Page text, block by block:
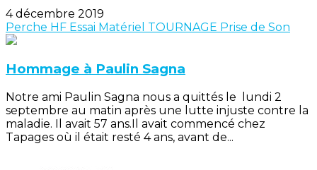
4 décembre 2019
Perche HF Essai Matériel TOURNAGE Prise de Son
Hommage à Paulin Sagna
Notre ami Paulin Sagna nous a quittés le lundi 2
septembre au matin après une lutte injuste contre la
maladie. Il avait 57 ans.Il avait commencé chez
Tapages où il était resté 4 ans, avant de...